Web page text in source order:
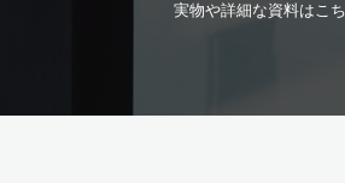
実物や詳細な資料はこ